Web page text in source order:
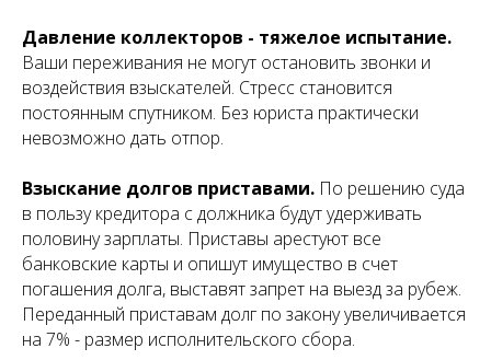
Давление коллекторов - тяжелое испытание.
Ваши переживания не могут остановить звонки и
воздействия взыскателей. Стресс становится
постоянным спутником. Без юриста практически
невозможно дать отпор.
Взыскание долгов приставами. По решению суда
в пользу кредитора с должника будут удерживать
половину зарплаты. Приставы арестуют все
банковские карты и опишут имущество в счет
погашения долга, выставят запрет на выезд за рубеж.
Переданный приставам долг по закону увеличивается
на 7% - размер исполнительского сбора.